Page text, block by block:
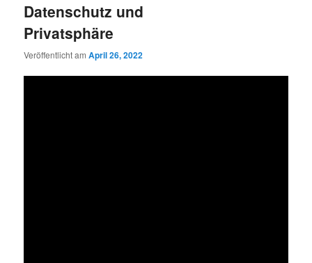
Datenschutz und
Privatsphäre
Veröffentlicht amApril 26, 2022